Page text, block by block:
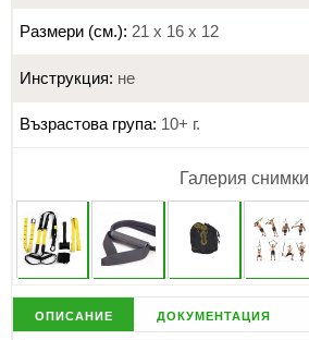
Размери (см.): 21 х 16 х 12
Инструкция: не
Възрастова група: 10+ г.
Галерия снимки
описание документация